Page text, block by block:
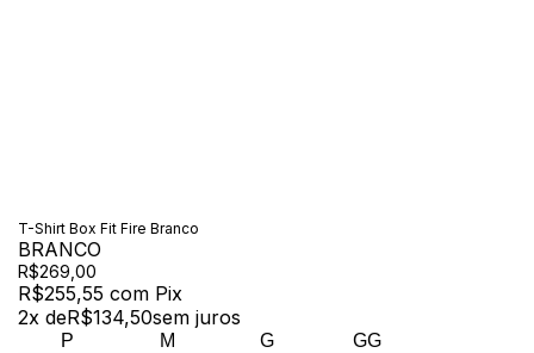
T-Shirt Box Fit Fire Branco
BRANCO
R$269,00
R$255,55 com Pix
2x deR$134,50sem juros
P M G GG